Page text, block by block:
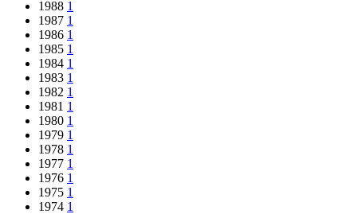
1988 1
1987 1
1986 1
1985 1
1984 1
1983 1
1982 1
1981 1
1980 1
1979 1
1978 1
1977 1
1976 1
1975 1
1974 1